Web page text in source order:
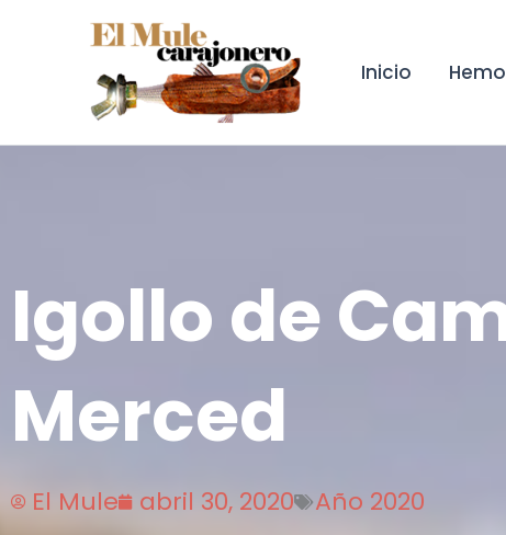
Inicio
Igollo de
Merced
El Mule abril 30, 2020 Año 2020